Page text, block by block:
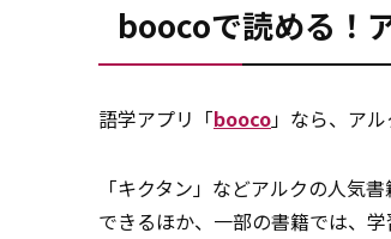
boocoで読める！
語学アプリ「booco」なら、ア
「キクタン」などアルクの人気
できるほか、一部の書籍では、